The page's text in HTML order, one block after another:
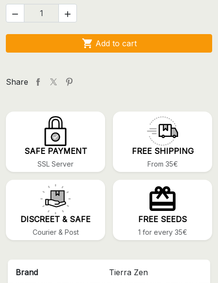
 
 Add to cart
Share
SAFE PAYMENT
SSL Server
FREE SHIPPING
From 35€
DISCREET & SAFE
Courier & Post
FREE SEEDS
1 for every 35€
Brand Tierra Zen